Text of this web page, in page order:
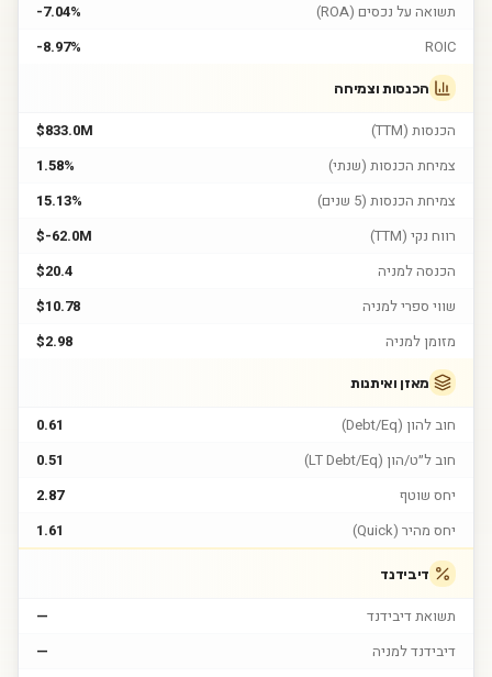
תשואה על נכסים (ROA)
-7.04%
ROIC
-8.97%
הכנסות וצמיחה
הכנסות (TTM)
$833.0M
צמיחת הכנסות (שנתי)
1.58%
צמיחת הכנסות (5 שנים)
15.13%
רווח נקי (TTM)
$-62.0M
הכנסה למניה
$20.4
שווי ספרי למניה
$10.78
מזומן למניה
$2.98
מאזן ואיתנות
חוב להון (Debt/Eq)
0.61
חוב ל״ט/הון (LT Debt/Eq)
0.51
יחס שוטף
2.87
יחס מהיר (Quick)
1.61
דיבידנד
תשואת דיבידנד
—
דיבידנד למניה
—